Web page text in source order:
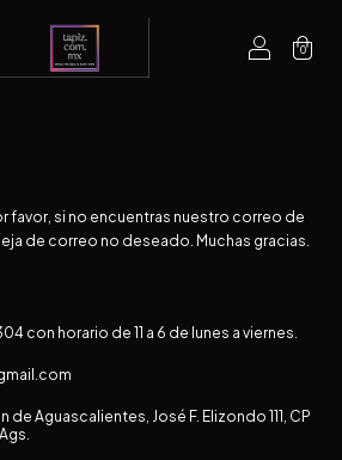
0
favor, si no encuentras nuestro correo de
de correo no deseado. Muchas gracias.
con horario de 11 a 6 de lunes a viernes.
de Aguascalientes, José F. Elizondo 111, CP